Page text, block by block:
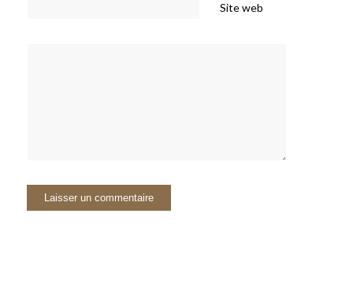
Site web